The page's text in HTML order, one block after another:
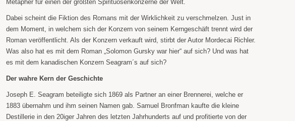
Metapher für einen der größten Spirituosenkonzerne der Welt.
Dabei scheint die Fiktion des Romans mit der Wirklichkeit zu verschmelzen. Just in
dem Moment, in welchem sich der Konzern von seinem Kerngeschäft trennt wird der
Roman veröffentlicht. Als der Konzern verkauft wird, stirbt der Autor Mordecai Richler.
Was also hat es mit dem Roman „Solomon Gursky war hier“ auf sich? Und was hat
es mit dem kanadischen Konzern Seagram´s auf sich?
Der wahre Kern der Geschichte
Joseph E. Seagram beteiligte sich 1869 als Partner an einer Brennerei, welche er
1883 übernahm und ihm seinen Namen gab. Samuel Bronfman kaufte die kleine
Destillerie in den 20iger Jahren des letzten Jahrhunderts auf und profitierte von der